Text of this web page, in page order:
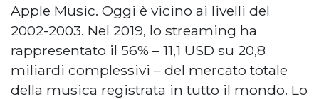
Apple Music. Oggi è vicino ai livelli del
2002-2003. Nel 2019, lo streaming ha
rappresentato il 56% – 11,1 USD su 20,8
miliardi complessivi – del mercato totale
della musica registrata in tutto il mondo. Lo